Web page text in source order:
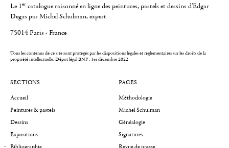
Le 1er catalogue raisonné en ligne des peintures, pastels et dessins d'Edgar
Degas par Michel Schulman, expert
75014 Paris - France
Tous les contenus de ce site sont protégés par les dispositions légales et réglementaires sur les droits de la
propriété intellectuelle.Dépot légal BNF : 1er décembre 2022
SECTIONS
Accueil
Peintures & pastels
Dessins
Expositions
PAGES
Méthodologie
Michel Schulman
Généalogie
Signatures